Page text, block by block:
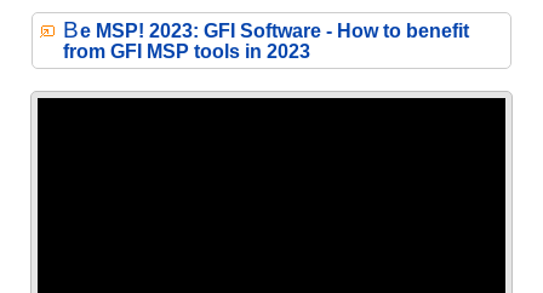
Be MSP! 2023: GFI Software - How to benefit
from GFI MSP tools in 2023